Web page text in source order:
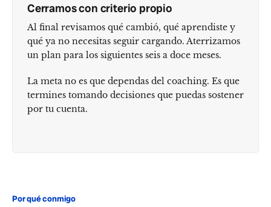
Cerramos con criterio propio
Al final revisamos qué cambió, qué aprendiste y
qué ya no necesitas seguir cargando. Aterrizamos
un plan para los siguientes seis a doce meses.
La meta no es que dependas del coaching. Es que
termines tomando decisiones que puedas sostener
por tu cuenta.
Por qué conmigo